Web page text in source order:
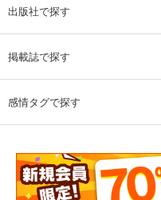
出版社で探す
掲載誌で探す
感情タグで探す